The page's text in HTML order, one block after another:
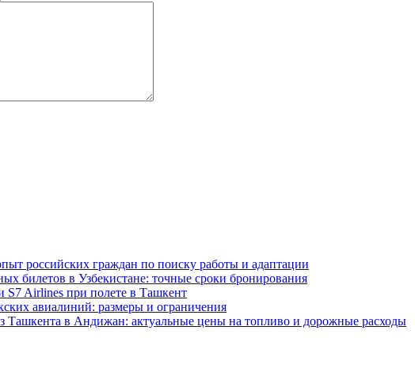
российских граждан по поиску работы и адаптации
билетов в Узбекистане: точные сроки бронирования
S7 Airlines при полете в Ташкент
авиалиний: размеры и ограничения
Ташкента в Андижан: актуальные цены на топливо и дорожные расходы